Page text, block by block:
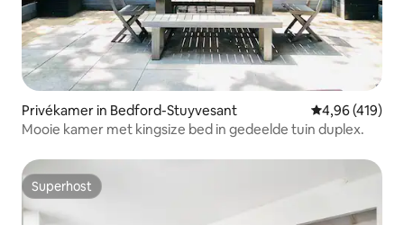
Privékamer in Bedford-Stuyvesant Gemiddelde
4,96 (419)
Mooie kamer met kingsize bed in gedeelde tuin duplex.
Superhost
Superhost